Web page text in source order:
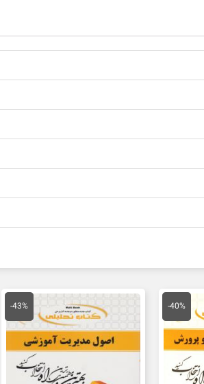
-40%
134,000 تومان
قیمت
فعلی
80,000 تومان
است.
-43%
قیمت
اصلی
150,000 تومان
بود.
قیمت
فعلی
است.